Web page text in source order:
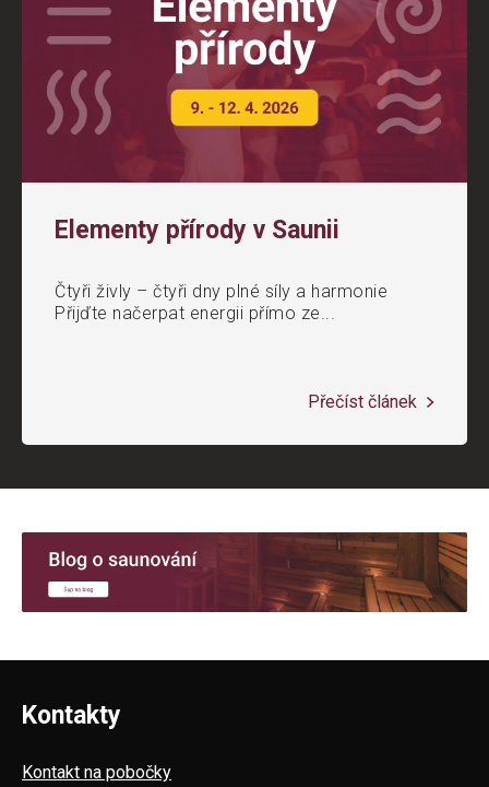
Elementy přírody v Saunii
Čtyři živly – čtyři dny plné síly a harmonie
Přijďte načerpat energii přímo ze...
Přečíst článek
Kontakty
Kontakt na pobočky